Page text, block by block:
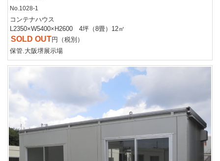
No.1028-1
コンテナハウス
L2350×W5400×H2600 4坪（8畳）12㎡
SOLD OUT円（税別）
保管.大阪堺展示場